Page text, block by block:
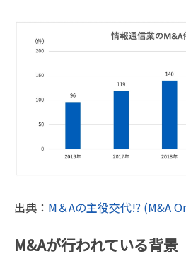
出典： M＆Aの主役交代!? (M&A
M&Aが行われている背景